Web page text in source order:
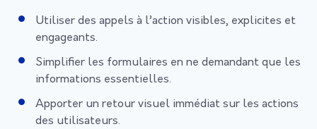
Utiliser des appels à l’action visibles, explicites et
engageants.
Simplifier les formulaires en ne demandant que les
informations essentielles.
Apporter un retour visuel immédiat sur les actions
des utilisateurs.